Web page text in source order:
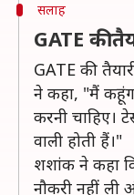
सलाह
GATE की
GATE की
ने कहा, "मैं
करनी चाहिए।
वाली होती हैं।"
शशांक ने कहा
नौकरी नहीं